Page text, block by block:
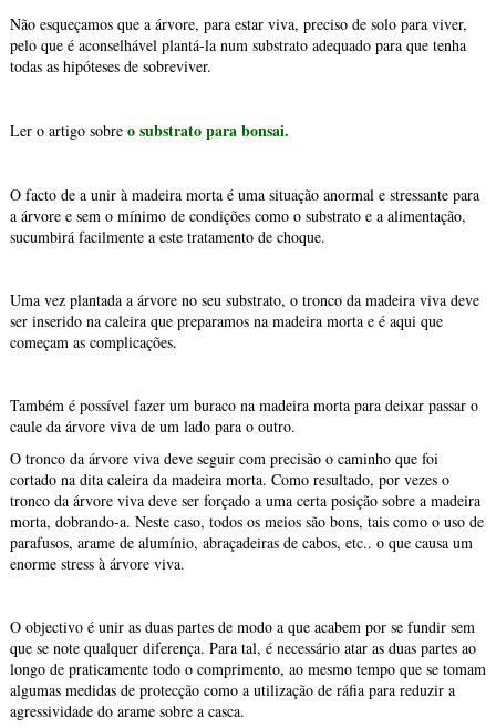
Não esqueçamos que a árvore, para estar viva, preciso de solo para viver,
pelo que é aconselhável plantá-la num substrato adequado para que tenha
todas as hipóteses de sobreviver.
Ler o artigo sobre o substrato para bonsai.
O facto de a unir à madeira morta é uma situação anormal e stressante para
a árvore e sem o mínimo de condições como o substrato e a alimentação,
sucumbirá facilmente a este tratamento de choque.
Uma vez plantada a árvore no seu substrato, o tronco da madeira viva deve
ser inserido na caleira que preparamos na madeira morta e é aqui que
começam as complicações.
Também é possível fazer um buraco na madeira morta para deixar passar o
caule da árvore viva de um lado para o outro.
O tronco da árvore viva deve seguir com precisão o caminho que foi
cortado na dita caleira da madeira morta. Como resultado, por vezes o
tronco da árvore viva deve ser forçado a uma certa posição sobre a madeira
morta, dobrando-a. Neste caso, todos os meios são bons, tais como o uso de
parafusos, arame de alumínio, abraçadeiras de cabos, etc.. o que causa um
enorme stress à árvore viva.
O objectivo é unir as duas partes de modo a que acabem por se fundir sem
que se note qualquer diferença. Para tal, é necessário atar as duas partes ao
longo de praticamente todo o comprimento, ao mesmo tempo que se tomam
algumas medidas de protecção como a utilização de ráfia para reduzir a
agressividade do arame sobre a casca.